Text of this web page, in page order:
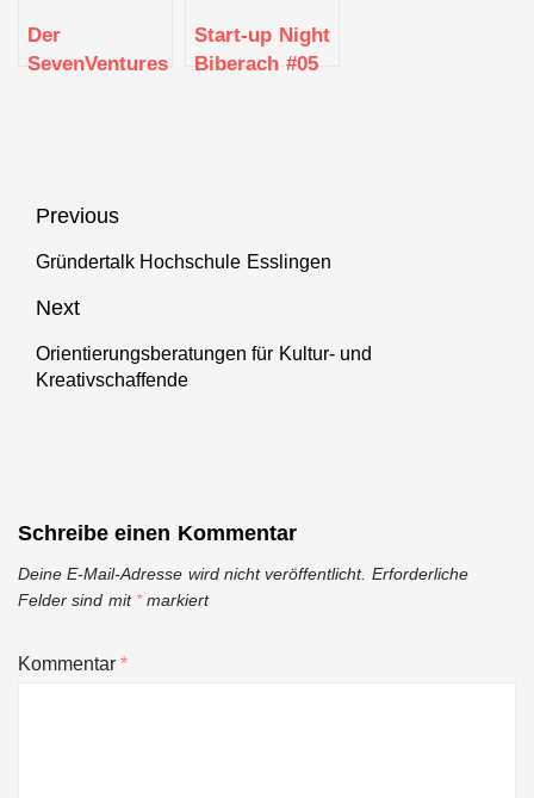
Der
SevenVentures
Start-up Night
Biberach #05
Beitragsnavigation
Previous
Previous
Gründertalk Hochschule Esslingen
Next
Next
post:
Orientierungsberatungen für Kultur- und
Kreativschaffende
Schreibe einen Kommentar
Deine E-Mail-Adresse wird nicht veröffentlicht. Erforderliche
Felder sind mit *markiert
Kommentar*